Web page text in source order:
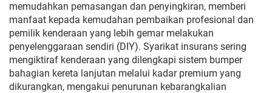
memudahkan pemasangan dan penyingkiran, memberi
manfaat kepada kemudahan pembaikan profesional dan
pemilik kenderaan yang lebih gemar melakukan
penyelenggaraan sendiri (DIY). Syarikat insurans sering
mengiktiraf kenderaan yang dilengkapi sistem bumper
bahagian kereta lanjutan melalui kadar premium yang
dikurangkan, mengakui penurunan kebarangkalian